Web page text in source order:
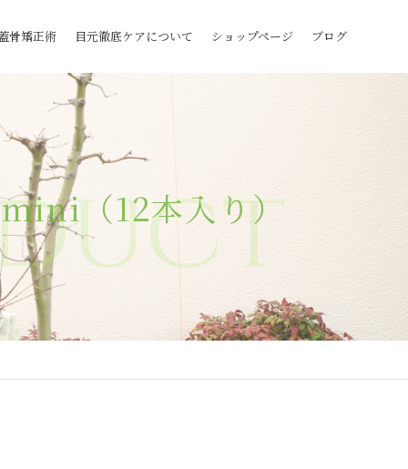
骨矯正術 目元徹底ケアについて ショップページ ブログ
（12本入り）